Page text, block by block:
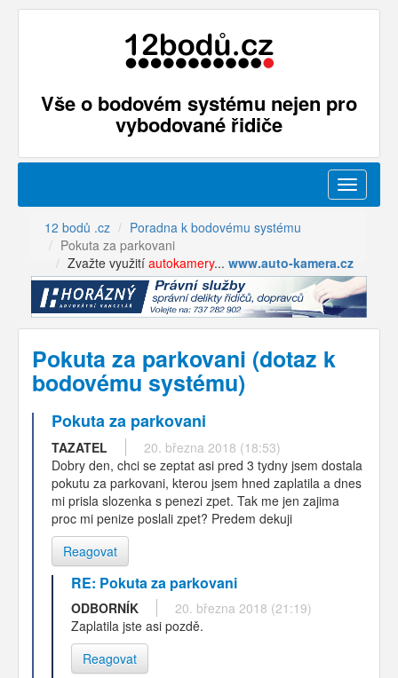
Vše o bodovém systému nejen pro
vybodované řidiče
Menu
12 bodů .cz
Poradna k bodovému systému
Pokuta za parkovani
Zvažte využití autokamery... www.auto-kamera.cz
Pokuta za parkovani (dotaz k
bodovému systému)
Pokuta za parkovani
TAZATEL
20. března 2018 (18:53)
Dobry den, chci se zeptat asi pred 3 tydny jsem dostala
pokutu za parkovani, kterou jsem hned zaplatila a dnes
mi prisla slozenka s penezi zpet. Tak me jen zajima
proc mi penize poslali zpet? Predem dekuji
Reagovat
RE: Pokuta za parkovani
ODBORNÍK
20. března 2018 (21:19)
Zaplatila jste asi pozdě.
Reagovat